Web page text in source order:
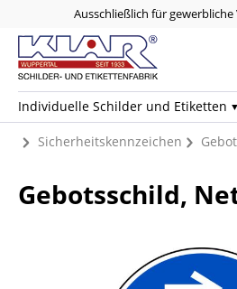
Ausschließlich für
Individuelle Schilder und Etiketten
Sicherheitskennzeichen
Gebotsschild,